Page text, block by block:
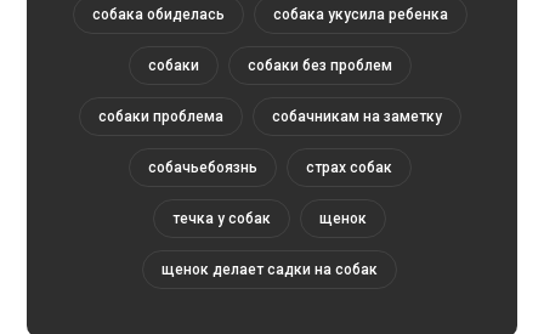
собака обиделась собака укусила ребенка
собаки собаки без проблем
собаки проблема собачникам на заметку
собачьебоязнь страх собак
течка у собак щенок
щенок делает садки на собак